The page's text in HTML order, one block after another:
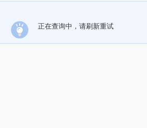
正在查询中，请刷新重试